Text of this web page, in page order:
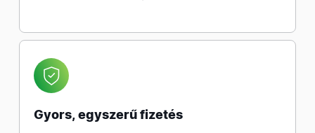
Gyors, egyszerű fizetés